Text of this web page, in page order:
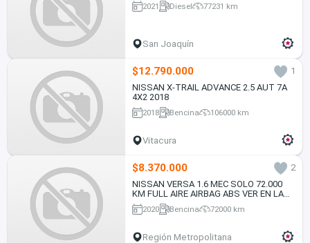
2021 Diesel 77231 km
San Joaquín
$12.790.000
1
NISSAN X-TRAIL ADVANCE 2.5 AUT 7A
4X2 2018
2018 Bencina 106000 km
Vitacura
$8.370.000
2
NISSAN VERSA 1.6 MEC SOLO 72.000
KM FULL AIRE AIRBAG ABS VER EN LAS
CONDES 2020
2020 Bencina 72000 km
Región Metropolitana